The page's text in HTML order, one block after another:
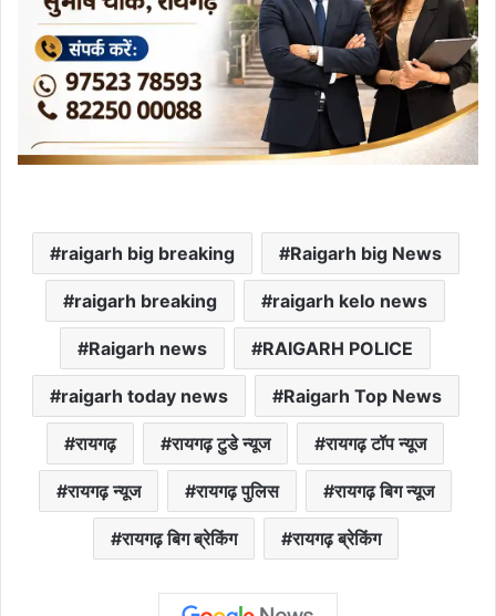
raigarh big breaking Raigarh big News
raigarh breaking raigarh kelo news
Raigarh news RAIGARH POLICE
raigarh today news Raigarh Top News
रायगढ़ रायगढ़ टुडे न्यूज रायगढ़ टॉप न्यूज
रायगढ़ न्यूज रायगढ़ पुलिस रायगढ़ बिग न्यूज
रायगढ़ बिग ब्रेकिंग रायगढ़ ब्रेकिंग